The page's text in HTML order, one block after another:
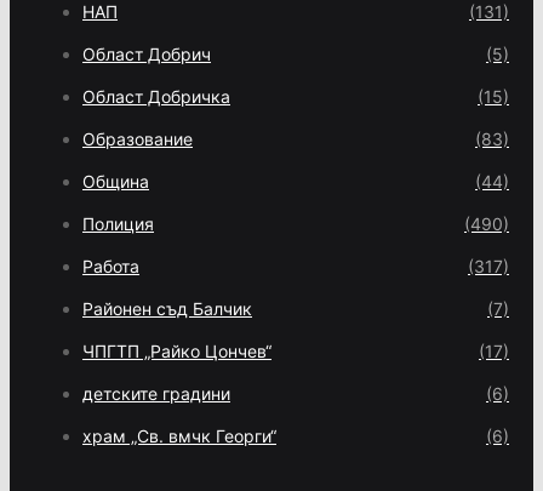
НАП (131)
Област Добрич (5)
Област Добричка (15)
Образование (83)
Община (44)
Полиция (490)
Работа (317)
Районен съд Балчик (7)
ЧПГТП „Райко Цончев“ (17)
детските градини (6)
храм „Св. вмчк Георги“ (6)